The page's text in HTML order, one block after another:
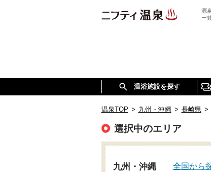
源
ー
温浴施設を探す
温泉TOP > 九州・沖縄 > 長崎県 >
選択中のエリア
九州・沖縄 全国から